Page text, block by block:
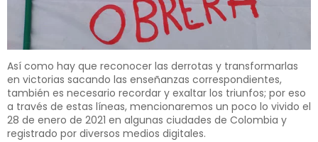
Así como hay que reconocer las derrotas y transformarlas
en victorias sacando las enseñanzas correspondientes,
también es necesario recordar y exaltar los triunfos; por eso
a través de estas líneas, mencionaremos un poco lo vivido el
28 de enero de 2021 en algunas ciudades de Colombia y
registrado por diversos medios digitales.